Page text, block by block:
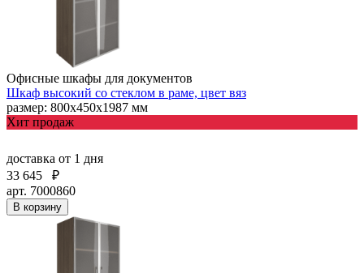
Офисные шкафы для документов
Шкаф высокий со стеклом в раме, цвет вяз
размер: 800х450х1987 мм
Хит продаж
доставка от 1 дня
33 645
₽
арт. 7000860
В корзину